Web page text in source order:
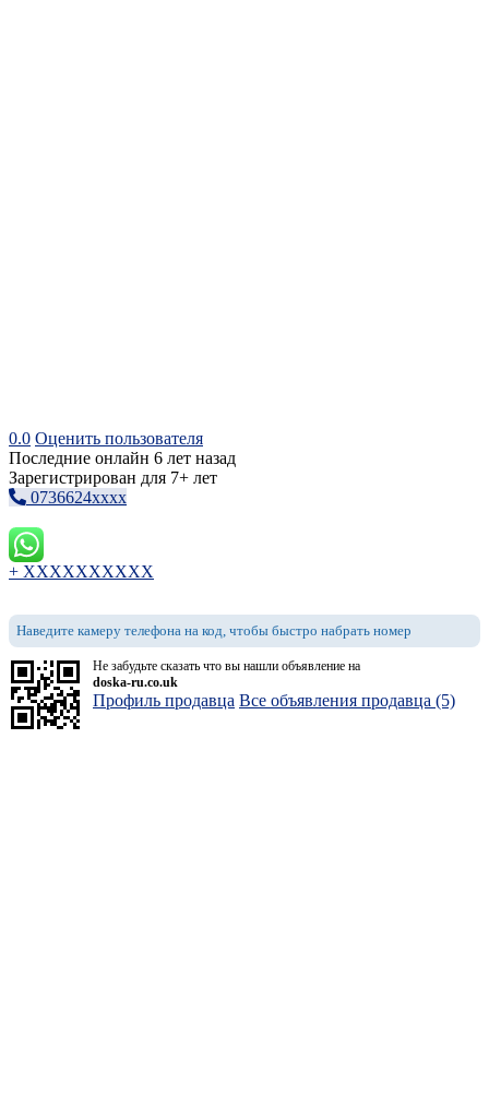
0.0 Оценить пользователя
Последние онлайн 6 лет назад
Зарегистрирован для 7+ лет
0736624xxxx
+ XXXXXXXXXX
Наведите камеру телефона на код, чтобы быстро набрать номер
Не забудьте сказать что вы нашли объявление на
doska-ru.co.uk
Профиль продавца Все объявления продавца (5)